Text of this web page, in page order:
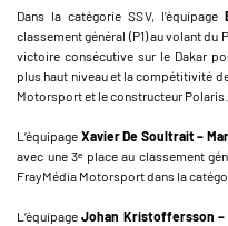
Dans la catégorie SSV, l’équipage
classement général (P1) au volant du
victoire consécutive sur le Dakar
plus haut niveau et la compétitivité
Motorsport et le constructeur Polaris.
L’équipage Xavier De Soultrait –
avec une 3ᵉ place au classement
FrayMédia Motorsport dans la
L’équipageJohan Kristoffersson –